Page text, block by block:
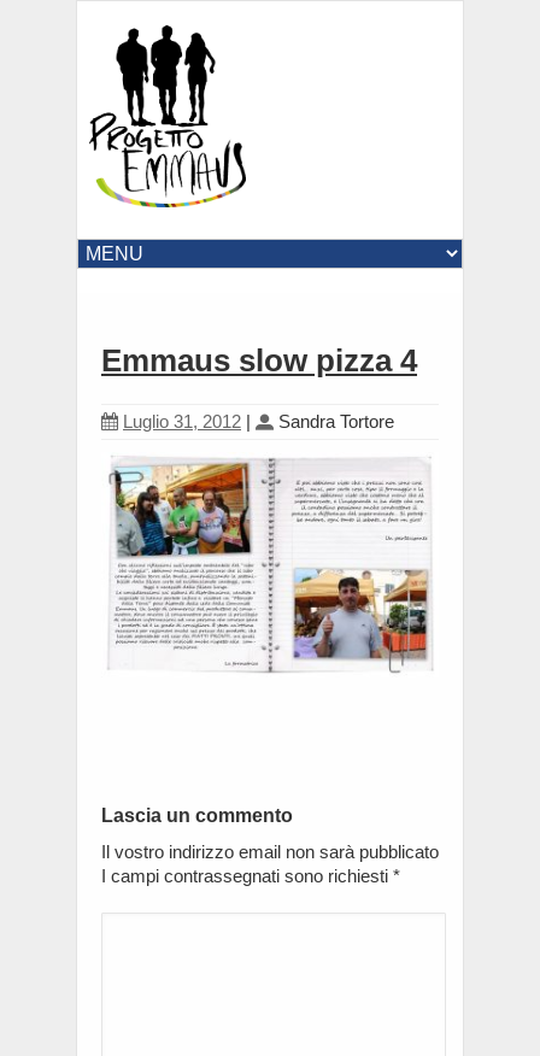
Emmaus slow pizza 4
Luglio 31, 2012 | Sandra Tortore
Lascia un commento
Il vostro indirizzo email non sarà pubblicato
I campi contrassegnati sono richiesti *